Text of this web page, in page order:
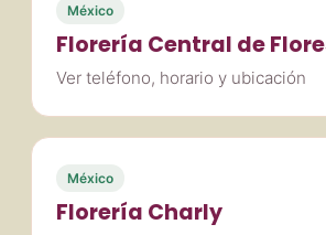
México
Florería Central de
Ver teléfono, horario y ubicación
México
Florería Charly